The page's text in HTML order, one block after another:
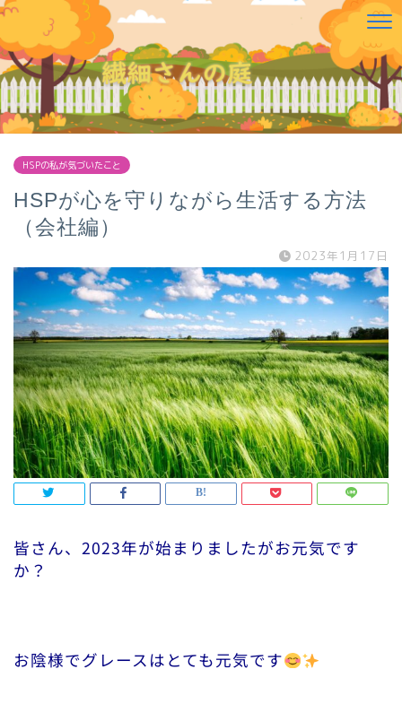
HSPの私が気づいたこと
HSPが心を守りながら生活する方法
（会社編）
2023年1月17日
皆さん、2023年が始まりましたがお元気です
か？
お陰様でグレースはとても元気です